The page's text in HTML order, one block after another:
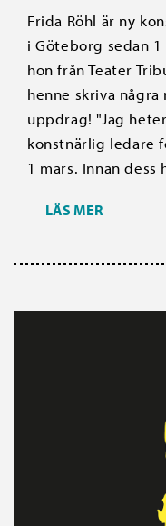
Frida Röhl är ny
i Göteborg sedan
hon från Teater
henne skriva
uppdrag! "Jag
konstnärlig ledare
1 mars. Innan
LÄS MER